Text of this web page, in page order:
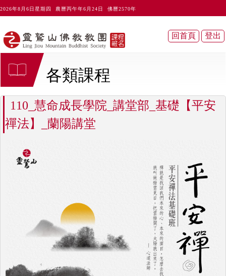
2026年8月6日星期四 農曆丙午年6月24日 佛曆2570年
各類課程
110_慧命成長學院_講堂部_基礎【平安
禪法】_蘭陽講堂